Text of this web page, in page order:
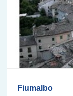
Fiumalbo